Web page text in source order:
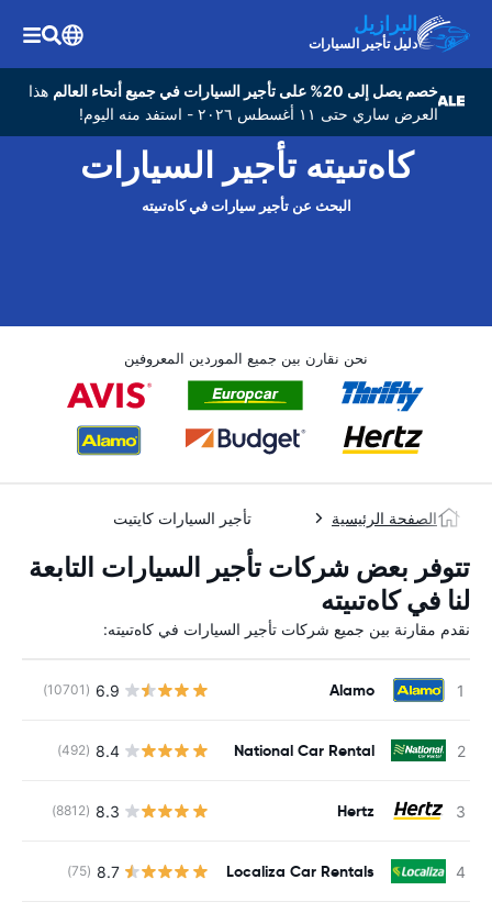
البرازيل
دليل تأجير السيارات
خصم يصل إلى 20% على تأجير السيارات في جميع أنحاء العالم
هذا
العرض ساري حتى ١١ أغسطس ٢٠٢٦ - استفد منه اليوم!
كاەتىيتە تأجير السيارات
البحث عن تأجير سيارات في كاەتىيتە
نحن نقارن بين جميع الموردين المعروفين
الصفحة الرئيسية تأجير السيارات كايتيت
تتوفر بعض شركات تأجير السيارات التابعة
لنا في كاەتىيتە
نقدم مقارنة بين جميع شركات تأجير السيارات في كاەتىيتە:
Alamo
6.9
(10701)
National Car Rental
8.4
(492)
Hertz
8.3
(8812)
Localiza Car Rentals
8.7
(75)